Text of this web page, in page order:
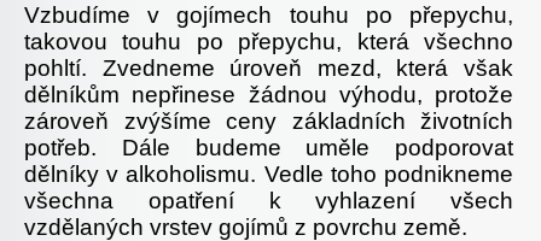
Vzbudíme v gojímech touhu po přepychu,
takovou touhu po přepychu, která všechno
pohltí. Zvedneme úroveň mezd, která však
dělníkům nepřinese žádnou výhodu, protože
zároveň zvýšíme ceny základních životních
potřeb. Dále budeme uměle podporovat
dělníky v alkoholismu. Vedle toho podnikneme
všechna opatření k vyhlazení všech
vzdělaných vrstev gojímů z povrchu země.